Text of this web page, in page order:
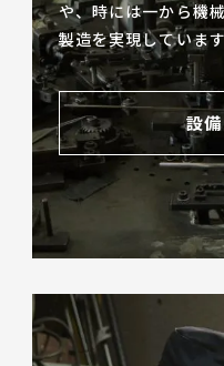
や、時には一から機
製造を実現しています
設